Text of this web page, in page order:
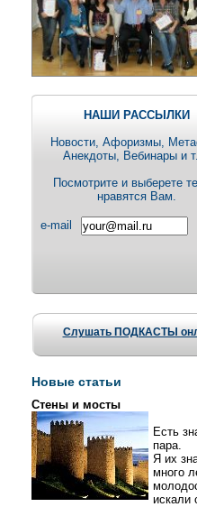
НАШИ РАССЫЛКИ
Новости, Aфоризмы,
Анекдоты, Вебинары и
Посмотрите и выберете
нравятся Вам.
e-mail
Слушать ПОДКАСТЫ
Новые статьи
Стены и мосты
Есть
пара.
Я их
много
искали